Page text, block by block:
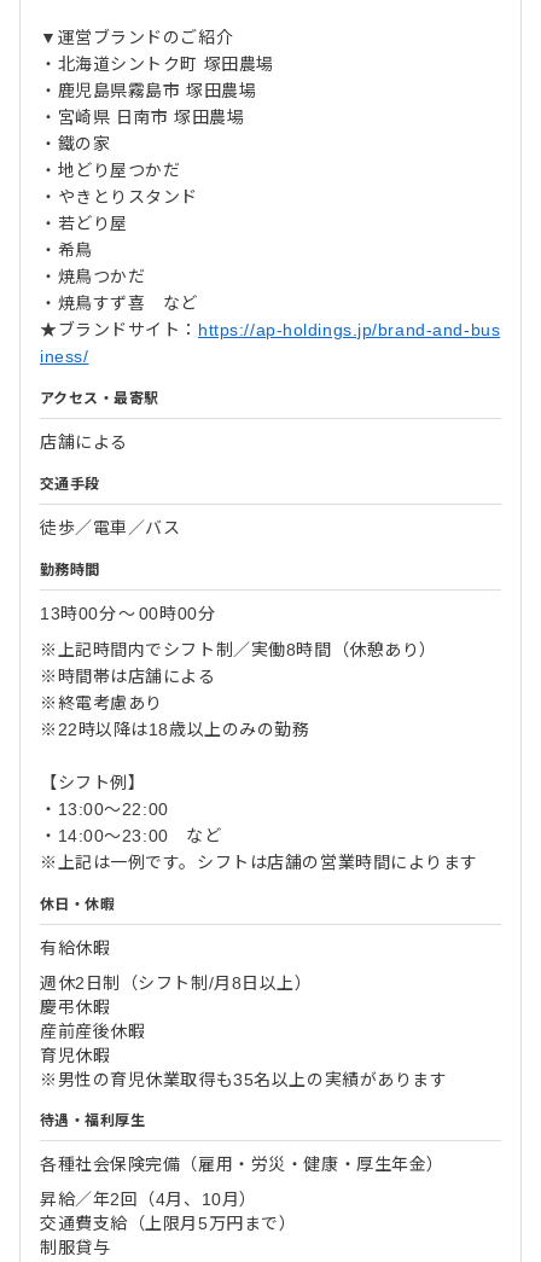
▼運営ブランドのご紹介
・北海道シントク町 塚田農場
・鹿児島県霧島市 塚田農場
・宮崎県 日南市 塚田農場
・鐵の家
・地どり屋つかだ
・やきとりスタンド
・若どり屋
・希鳥
・焼鳥つかだ
・焼鳥すず喜 など
★ブランドサイト： https://ap-holdings.jp/brand-and-bus
iness/
アクセス・最寄駅
店舗による
交通手段
徒歩／電車／バス
勤務時間
13時00分〜00時00分
※上記時間内でシフト制／実働8時間（休憩あり）
※時間帯は店舗による
※終電考慮あり
※22時以降は18歳以上のみの勤務
【シフト例】
・13:00〜22:00
・14:00〜23:00 など
※上記は一例です。シフトは店舗の営業時間によります
休日・休暇
有給休暇
週休2日制（シフト制/月8日以上）
慶弔休暇
産前産後休暇
育児休暇
※男性の育児休業取得も35名以上の実績があります
待遇・福利厚生
各種社会保険完備（雇用・労災・健康・厚生年金）
昇給／年2回（4月、10月）
交通費支給（上限月5万円まで）
制服貸与